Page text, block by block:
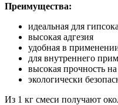
Преимущества:
идеальная для
высокая адгезия
удобная в
для внутреннего
высокая прочность
экологически
Из 1 кг смеси получают